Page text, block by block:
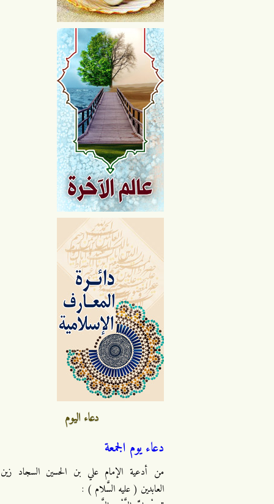
دعاء اليوم
دعاء يوم الجمعة
من أدعية الإمام علي بن الحسين السجاد زين
العابدين ( عليه السَّلام ) :